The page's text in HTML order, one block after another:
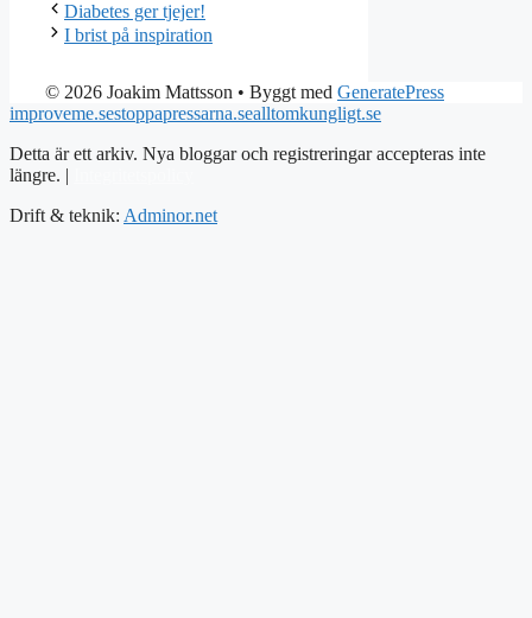
Diabetes ger tjejer!
I brist på inspiration
© 2026 Joakim Mattsson • Byggt med GeneratePress
improveme.sestoppapressarna.sealltomkungligt.se
Detta är ett arkiv. Nya bloggar och registreringar accepteras inte
längre. |
Drift & teknik: Adminor.net